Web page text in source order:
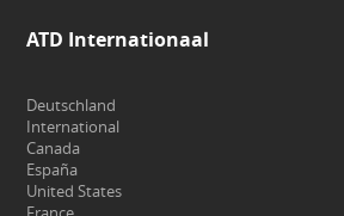
ATD Internationaal
Deutschland
International
Canada
España
United States